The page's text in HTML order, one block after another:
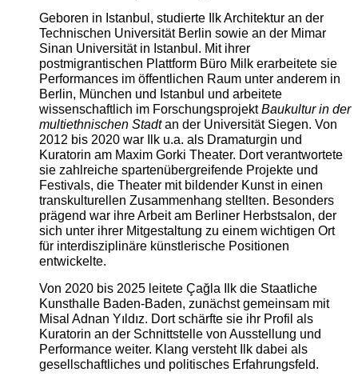
Geboren in Istanbul, studierte Ilk Architektur an der
Technischen Universität Berlin sowie an der Mimar
Sinan Universität in Istanbul. Mit ihrer
postmigrantischen Plattform Büro Milk erarbeitete sie
Performances im öffentlichen Raum unter anderem in
Berlin, München und Istanbul und arbeitete
wissenschaftlich im ForschungsprojektBaukultur in der
multiethnischen Stadtan der Universität Siegen. Von
2012 bis 2020 war Ilk u.a. als Dramaturgin und
Kuratorin am Maxim Gorki Theater. Dort verantwortete
sie zahlreiche spartenübergreifende Projekte und
Festivals, die Theater mit bildender Kunst in einen
transkulturellen Zusammenhang stellten. Besonders
prägend war ihre Arbeit am Berliner Herbstsalon, der
sich unter ihrer Mitgestaltung zu einem wichtigen Ort
für interdisziplinäre künstlerische Positionen
entwickelte.
Von 2020 bis 2025 leitete Çağla Ilk die Staatliche
Kunsthalle Baden-Baden, zunächst gemeinsam mit
Misal Adnan Yıldız. Dort schärfte sie ihr Profil als
Kuratorin an der Schnittstelle von Ausstellung und
Performance weiter. Klang versteht Ilk dabei als
gesellschaftliches und politisches Erfahrungsfeld.